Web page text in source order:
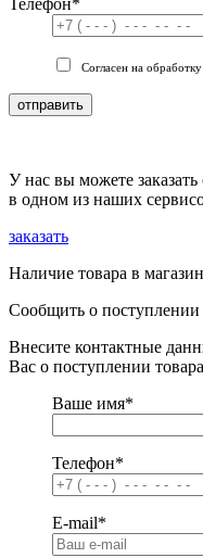
Согласен на
отправить
У нас вы можете
в одном из наших
заказать
Наличие товара в
Сообщить о поступлении
Внесите контактные
Вас о поступлении товара
Ваше имя*
Телефон*
E-mail*